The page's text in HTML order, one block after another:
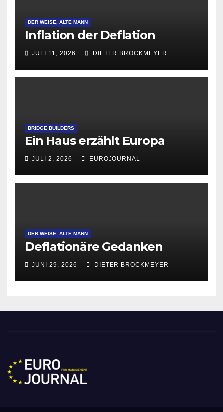
DER WEISE, ALTE MANN
Inflation der Deflation
JULI 11, 2026 DIETER BROCKMEYER
BRIDGE BUILDERS
Ein Haus erzählt Europa
JULI 2, 2026 EUROJOURNAL
DER WEISE, ALTE MANN
Deflationäre Gedanken
JUNI 29, 2026 DIETER BROCKMEYER